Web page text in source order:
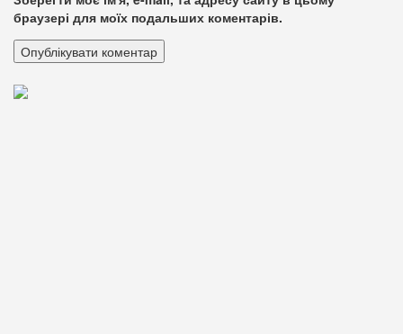
браузері для моїх подальших коментарів.